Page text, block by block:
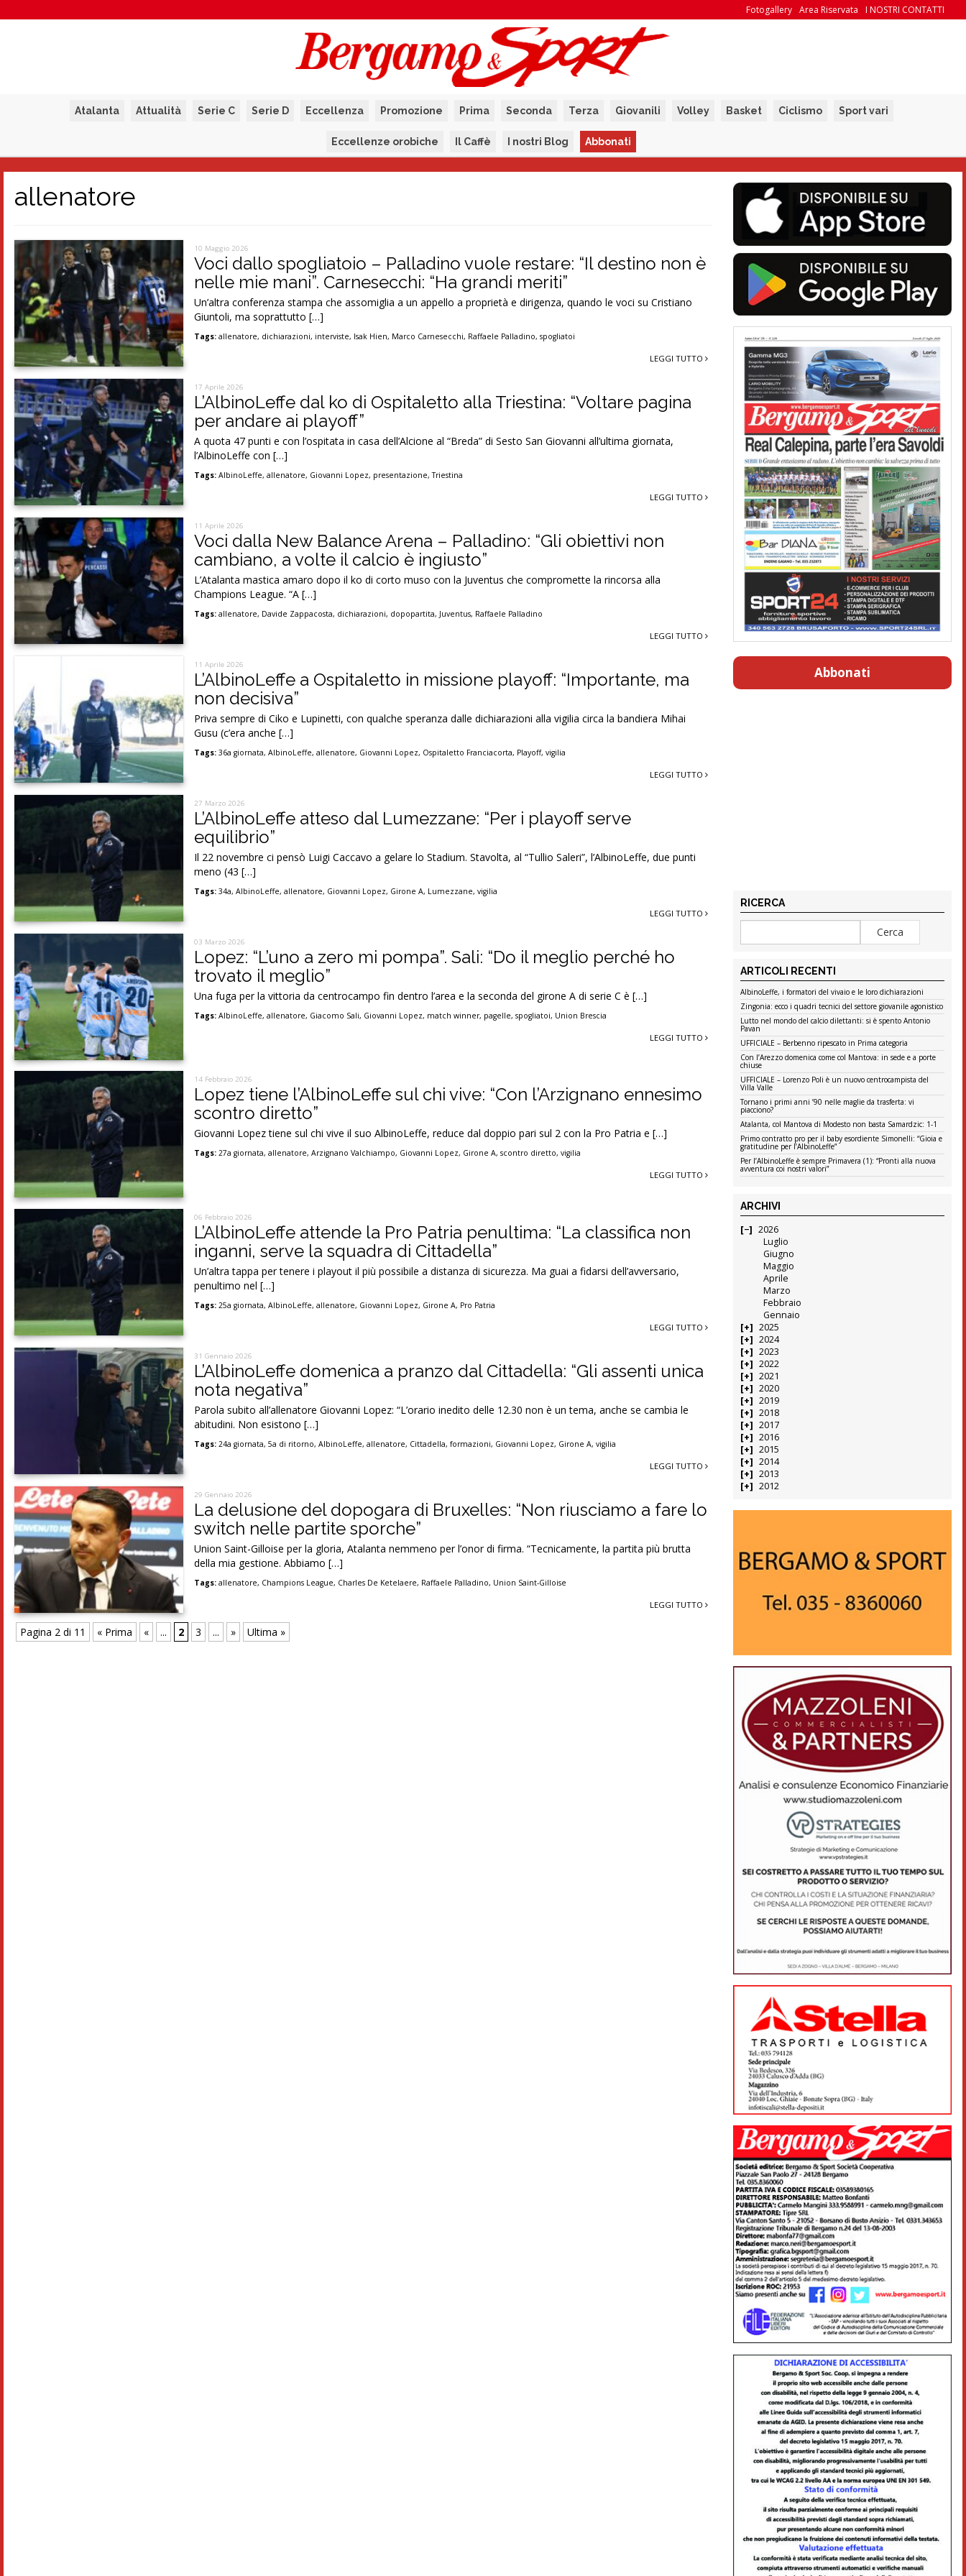
I NOSTRI CONTATTI
Area Riservata
Fotogallery
Atalanta Attualità Serie C Serie D Eccellenza Promozione Prima Seconda Terza Giovanili Volley Basket Ciclismo Sport vari
Eccellenze orobiche Il Caffè I nostri Blog Abbonati
allenatore
10 Maggio 2026
Voci dallo spogliatoio – Palladino vuole restare: “Il destino non è
nelle mie mani”. Carnesecchi: “Ha grandi meriti”
Un’altra conferenza stampa che assomiglia a un appello a proprietà e dirigenza, quando le voci su Cristiano
Giuntoli, ma soprattutto […]
Tags: allenatore, dichiarazioni, interviste, Isak Hien, Marco Carnesecchi, Raffaele Palladino,spogliatoi
LEGGI TUTTO
17 Aprile 2026
L’AlbinoLeffe dal ko di Ospitaletto alla Triestina: “Voltare pagina
per andare ai playoff”
A quota 47 punti e con l’ospitata in casa dell’Alcione al “Breda” di Sesto San Giovanni all’ultima giornata,
l’AlbinoLeffe con […]
Tags: AlbinoLeffe,allenatore, Giovanni Lopez, presentazione,Triestina
LEGGI TUTTO
11 Aprile 2026
Voci dalla New Balance Arena – Palladino: “Gli obiettivi non
cambiano, a volte il calcio è ingiusto”
L’Atalanta mastica amaro dopo il ko di corto muso con la Juventus che compromette la rincorsa alla
Champions League. “A […]
Tags: allenatore, Davide Zappacosta, dichiarazioni, dopopartita, Juventus, Raffaele Palladino
LEGGI TUTTO
11 Aprile 2026
L’AlbinoLeffe a Ospitaletto in missione playoff: “Importante, ma
non decisiva”
Priva sempre di Ciko e Lupinetti, con qualche speranza dalle dichiarazioni alla vigilia circa la bandiera Mihai
Gusu (c’era anche […]
Tags: 36a giornata,AlbinoLeffe,allenatore, Giovanni Lopez, Ospitaletto Franciacorta, Playoff,vigilia
LEGGI TUTTO
27 Marzo 2026
L’AlbinoLeffe atteso dal Lumezzane: “Per i playoff serve
equilibrio”
Il 22 novembre ci pensò Luigi Caccavo a gelare lo Stadium. Stavolta, al “Tullio Saleri”, l’AlbinoLeffe, due punti
meno (43 […]
Tags: 34a,AlbinoLeffe,allenatore, Giovanni Lopez, Girone A, Lumezzane,vigilia
LEGGI TUTTO
03 Marzo 2026
Lopez: “L’uno a zero mi pompa”. Sali: “Do il meglio perché ho
trovato il meglio”
Una fuga per la vittoria da centrocampo fin dentro l’area e la seconda del girone A di serie C è […]
Tags: AlbinoLeffe,allenatore, Giacomo Sali, Giovanni Lopez, match winner, pagelle,spogliatoi, Union Brescia
LEGGI TUTTO
14 Febbraio 2026
Lopez tiene l’AlbinoLeffe sul chi vive: “Con l’Arzignano ennesimo
scontro diretto”
Giovanni Lopez tiene sul chi vive il suo AlbinoLeffe, reduce dal doppio pari sul 2 con la Pro Patria e […]
Tags: 27a giornata,allenatore,Arzignano Valchiampo, Giovanni Lopez, Girone A,scontro diretto,vigilia
LEGGI TUTTO
06 Febbraio 2026
L’AlbinoLeffe attende la Pro Patria penultima: “La classifica non
inganni, serve la squadra di Cittadella”
Un’altra tappa per tenere i playout il più possibile a distanza di sicurezza. Ma guai a fidarsi dell’avversario,
penultimo nel […]
Tags: 25a giornata,AlbinoLeffe,allenatore, Giovanni Lopez, Girone A, Pro Patria
LEGGI TUTTO
31 Gennaio 2026
L’AlbinoLeffe domenica a pranzo dal Cittadella: “Gli assenti unica
nota negativa”
Parola subito all’allenatore Giovanni Lopez: “L’orario inedito delle 12.30 non è un tema, anche se cambia le
abitudini. Non esistono […]
Tags: 24a giornata,5a di ritorno,AlbinoLeffe,allenatore, Cittadella,formazioni, Giovanni Lopez, Girone A,vigilia
LEGGI TUTTO
29 Gennaio 2026
La delusione del dopogara di Bruxelles: “Non riusciamo a fare lo
switch nelle partite sporche”
Union Saint-Gilloise per la gloria, Atalanta nemmeno per l’onor di firma. “Tecnicamente, la partita più brutta
della mia gestione. Abbiamo […]
Tags: allenatore, Champions League, Charles De Ketelaere, Raffaele Palladino, Union Saint-Gilloise
LEGGI TUTTO
Pagina 2 di 11 « Prima « ... 2 3 ... » Ultima »
Abbonati
RICERCA
ARTICOLI RECENTI
AlbinoLeffe, i formatori del vivaio e le loro dichiarazioni
Zingonia: ecco i quadri tecnici del settore giovanile agonistico
Lutto nel mondo del calcio dilettanti: si è spento Antonio
Pavan
UFFICIALE – Berbenno ripescato in Prima categoria
Con l’Arezzo domenica come col Mantova: in sede e a porte
chiuse
UFFICIALE – Lorenzo Poli è un nuovo centrocampista del
Villa Valle
Tornano i primi anni ’90 nelle maglie da trasferta: vi
piacciono?
Atalanta, col Mantova di Modesto non basta Samardzic: 1-1
Primo contratto pro per il baby esordiente Simonelli: “Gioia e
gratitudine per l’AlbinoLeffe”
Per l’AlbinoLeffe è sempre Primavera (1): “Pronti alla nuova
avventura coi nostri valori”
ARCHIVI
2026
Luglio
Giugno
Maggio
Aprile
Marzo
Febbraio
Gennaio
2025
2024
2023
2022
2021
2020
2019
2018
2017
2016
2015
2014
2013
2012